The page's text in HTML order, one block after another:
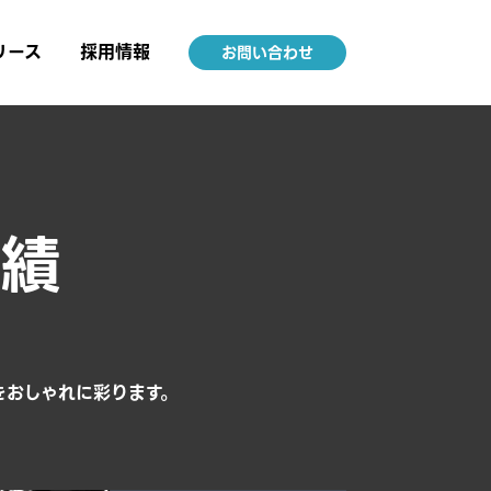
ース 採用情報 お問い合わせ
しゃれに彩ります。